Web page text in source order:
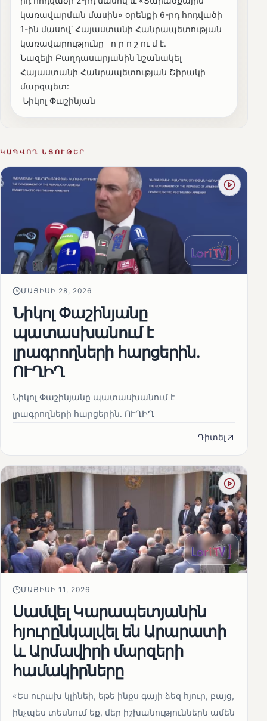
կառավարման մասին» օրենքի 6-րդ հոդվածի
1-ին մասով՝ Հայաստանի Հանրապետության
կառավարությունը ո ր ո շ ու մ է.
Նազելի Բաղդասարյանին նշանակել
Հայաստանի Հանրապետության Շիրակի
մարզպետ:
Նիկոլ Փաշինյան
ԿԱՊՎՈՂ ՆՅՈՒԹԵՐ
ՄԱՅԻՍԻ 28, 2026
Նիկոլ Փաշինյանը
պատասխանում է
լրագրողների հարցերին․
ՈՒՂԻՂ
Նիկոլ Փաշինյանը պատասխանում է
լրագրողների հարցերին․ ՈՒՂԻՂ
Դիտել
ՄԱՅԻՍԻ 11, 2026
Սամվել Կարապետյանին
հյուրընկալվել են Արարատի
և Արմավիրի մարզերի
համակիրները
«Ես ուրախ կլինեի, եթե ինքս գայի ձեզ հյուր, բայց,
ինչպես տեսնում եք, մեր իշխանություններն ամեն